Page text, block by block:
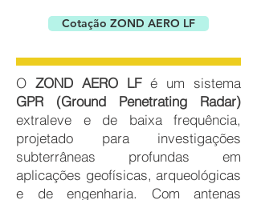
Cotação ZOND AERO LF
O ZOND AERO LFé um sistema
GPR (Ground Penetrating Radar)
extraleve e de baixa frequência,
projetado para investigações
subterrâneas profundas em
aplicações geofísicas, arqueológicas
e de engenharia. Com antenas